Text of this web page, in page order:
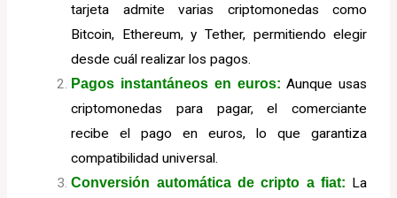
tarjeta admite varias criptomonedas como
Bitcoin, Ethereum, y Tether, permitiendo elegir
desde cuál realizar los pagos.
Pagos instantáneos en euros:Aunque usas
criptomonedas para pagar, el comerciante
recibe el pago en euros, lo que garantiza
compatibilidad universal.
Conversión automática de cripto a fiat: La